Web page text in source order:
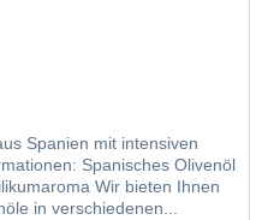
Spanien mit intensiven
Spanisches Olivenöl
Wir bieten Ihnen
in verschiedenen...